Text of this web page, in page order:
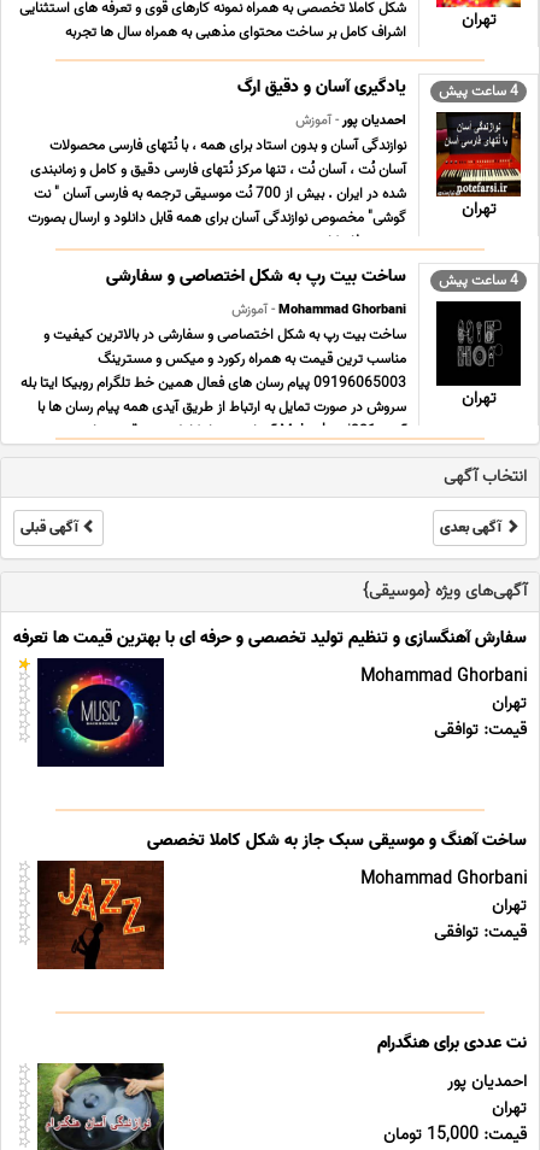
تهران
شکل کاملا تخصصی به همراه نمونه کارهای قوی و تعرفه های استثنایی
اشراف کامل بر ساخت محتوای مذهبی به همراه سال ها تجربه
09196065003 پیام رسان های فعال همین خط تلگرام روبیکا ایتا بله
سروش در صورت تمایل به ارتباط از طریق آیدی ... ...
4 ساعت پیش
تهران
یادگیری آسان و دقیق ارگ
احمدیان پور- آموزش
نوازندگی آسان و بدون استاد برای همه ، با نُتهای فارسی محصولات
آسان نُت ، آسان نُت ، تنها مرکز نُتهای فارسی دقیق و کامل و زمانبندی
شده در ایران . بیش از 700 نُت موسیقی ترجمه به فارسی آسان " نت
گوشی" مخصوص نوازندگی آسان برای همه قابل دانلود و ارسال بصورت
دو ر می فا ، کا ... ...
4 ساعت پیش
تهران
ساخت بیت رپ به شکل اختصاصی و سفارشی
Mohammad Ghorbani- آموزش
ساخت بیت رپ به شکل اختصاصی و سفارشی در بالاترین کیفیت و
مناسب ترین قیمت به همراه رکورد و میکس و مسترینگ
09196065003 پیام رسان های فعال همین خط تلگرام روبیکا ایتا بله
سروش در صورت تمایل به ارتباط از طریق آیدی همه پیام رسان ها با
آیدی Mghorbani321 آشنایی بسیار کامل تر و دقیق تر ا ... ...
انتخاب آگهی
آگهی بعدی آگهی قبلی
آگهی‌های ویژه {موسیقی}
سفارش آهنگسازی و تنظیم تولید تخصصی و حرفه ای با بهترین قیمت ها تعرفه
Mohammad Ghorbani
تهران
قیمت: توافقی
ساخت آهنگ و موسیقی سبک جاز به شکل کاملا تخصصی
Mohammad Ghorbani
تهران
قیمت: توافقی
نت عددی برای هنگدرام
احمدیان پور
تهران
قیمت: 15,000 تومان